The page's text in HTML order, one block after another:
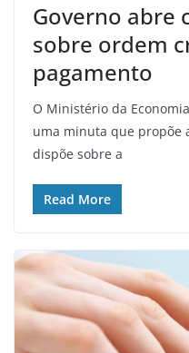
Governo abre
sobre ordem
pagamento
O Ministério da
uma minuta que propõe
dispõe sobre a
Read More